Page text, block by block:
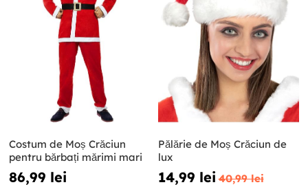
Costum de Moș Crăciun
pentru bărbați mărimi mari
86,99 lei
Pălărie de Moș Crăciun de
lux
14,99 lei 40,99 lei